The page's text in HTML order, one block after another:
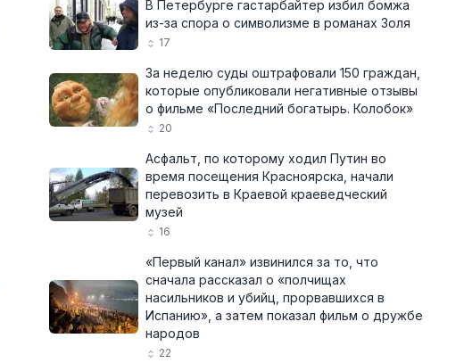
В Петербурге гастарбайтер избил бомжа
из-за спора о символизме в романах Золя
17
За неделю суды оштрафовали 150 граждан,
которые опубликовали негативные отзывы
о фильме «Последний богатырь. Колобок»
20
Асфальт, по которому ходил Путин во
время посещения Красноярска, начали
перевозить в Краевой краеведческий
музей
16
«Первый канал» извинился за то, что
сначала рассказал о «полчищах
насильников и убийц, прорвавшихся в
Испанию», а затем показал фильм о дружбе
народов
22